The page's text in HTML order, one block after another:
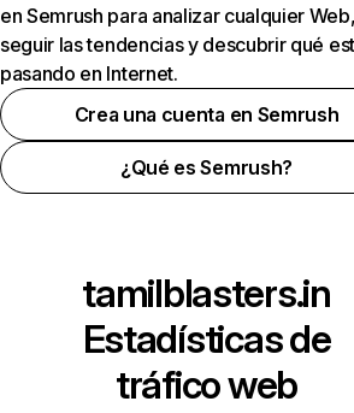
en Semrush para analizar cualquier
seguir las tendencias y descubrir qué
pasando en Internet.
Crea una cuenta en Semrush
¿Qué es Semrush?
tamilblasters.in
Estadísticas de
tráfico web